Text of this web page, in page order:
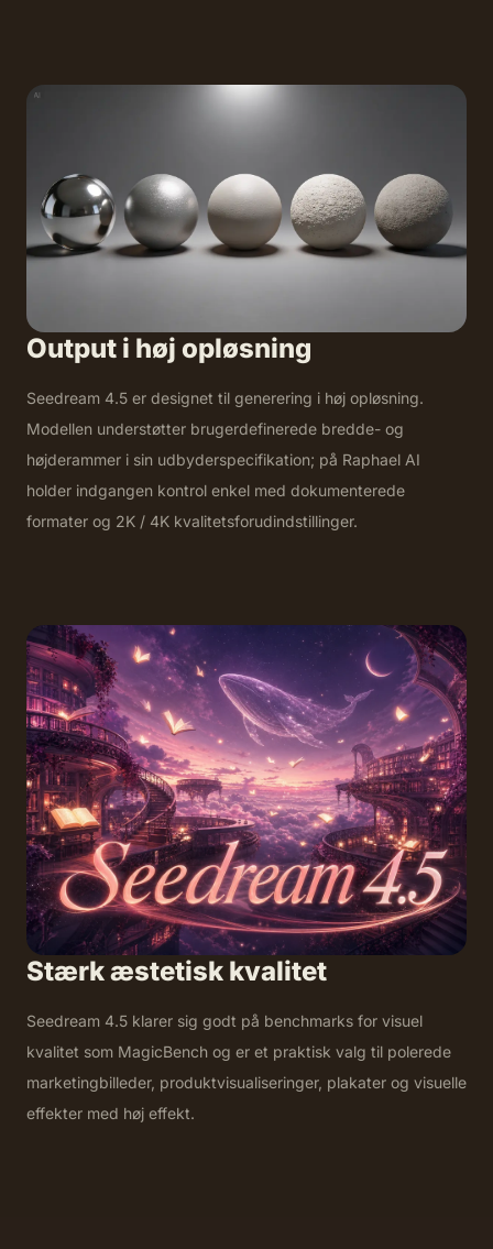
Output i høj opløsning
Seedream 4.5 er designet til generering i høj opløsning.
Modellen understøtter brugerdefinerede bredde- og
højderammer i sin udbyderspecifikation; på Raphael AI
holder indgangen kontrol enkel med dokumenterede
formater og 2K / 4K kvalitetsforudindstillinger.
Stærk æstetisk kvalitet
Seedream 4.5 klarer sig godt på benchmarks for visuel
kvalitet som MagicBench og er et praktisk valg til polerede
marketingbilleder, produktvisualiseringer, plakater og visuelle
effekter med høj effekt.